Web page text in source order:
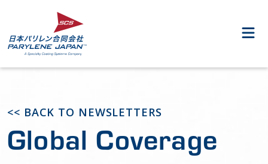
<< BACK TO NEWSLETTERS
Global Coverage